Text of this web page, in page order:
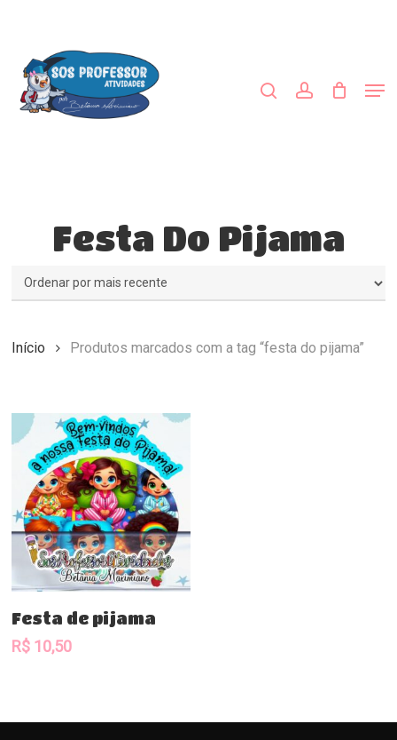
content
Festa Do Pijama
Início Produtos marcados com a tag “festa do pijama”
Comprar
Festa de pijama
R$ 10,50